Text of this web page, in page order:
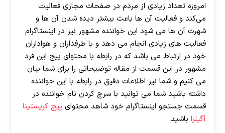
امروزه تعداد زیادی از مردم در صفحات مجازی فعالیت
می‌کند و فعالیت آن ها باعث بیشتر دیده شدن آن ها و
شهرت آن ها می شود این خواننده مشهور نیز در اینستاگرام
فعالیت های زیادی انجام می دهد و با طرفداران و هواداران
خود در ارتباط می باشد که در رابطه با محتوای پیج این فرد
مشهور در این قسمت از مقاله توضیحاتی را برای شما بیان
می کنیم و شما نیز اطلاعات دقیق در رابطه با این خواننده
داشته باشید شما می توانید با سرچ کردن نام خواننده در
قسمت جستجو اینستاگرام خود شاهد محتوای پیج کریستینا
آگیلرا باشید.